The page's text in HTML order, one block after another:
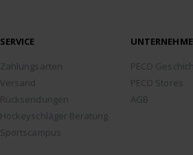
SERVICE
Zahlungsarten
Versand
Rücksendungen
Hockeyschläger Beratung
Sportscampus
PECO
PECO Stores
AGB